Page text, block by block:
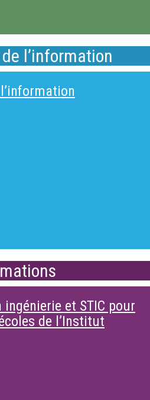
l’information
et STIC pour
de l’Institut